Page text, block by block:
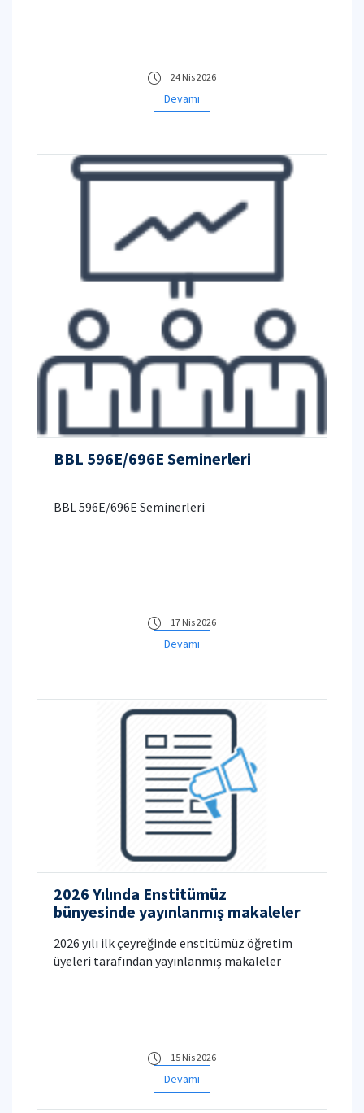
24 Nis 2026
Devamı
BBL 596E/696E Seminerleri
BBL 596E/696E Seminerleri
17 Nis 2026
Devamı
2026 Yılında Enstitümüz
bünyesinde yayınlanmış makaleler
2026 yılı ilk çeyreğinde enstitümüz öğretim
üyeleri tarafından yayınlanmış makaleler
15 Nis 2026
Devamı